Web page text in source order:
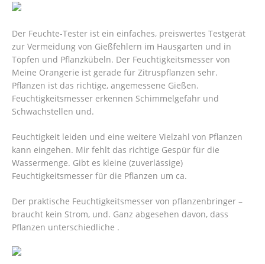
Der Feuchte-Tester ist ein einfaches, preiswertes Testgerät
zur Vermeidung von Gießfehlern im Hausgarten und in
Töpfen und Pflanzkübeln. Der Feuchtigkeitsmesser von
Meine Orangerie ist gerade für Zitruspflanzen sehr.
Pflanzen ist das richtige, angemessene Gießen.
Feuchtigkeitsmesser erkennen Schimmelgefahr und
Schwachstellen und.
Feuchtigkeit leiden und eine weitere Vielzahl von Pflanzen
kann eingehen. Mir fehlt das richtige Gespür für die
Wassermenge. Gibt es kleine (zuverlässige)
Feuchtigkeitsmesser für die Pflanzen um ca.
Der praktische Feuchtigkeitsmesser von pflanzenbringer –
braucht kein Strom, und. Ganz abgesehen davon, dass
Pflanzen unterschiedliche .